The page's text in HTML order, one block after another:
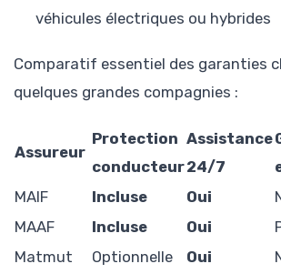
véhicules électriques ou hybrides
Comparatif essentiel des garanties
quelques grandes compagnies :
Assureur
Protection
conducteur
Assistance
24/7
MAIF
Incluse Oui
MAAF
Incluse Oui
Matmut
Optionnelle Oui